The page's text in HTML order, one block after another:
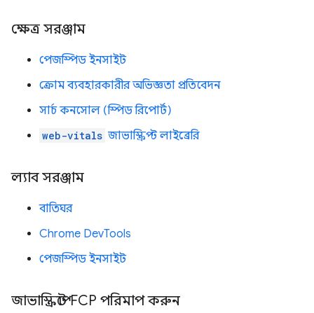
ক্ষেত্র সরঞ্জাম
পেজস্পিড ইনসাইট
ক্রোম ব্যবহারকারীর অভিজ্ঞতা প্রতিবেদন
সার্চ কনসোল (স্পিড রিপোর্ট)
web-vitals জাভাস্ক্রিপ্ট লাইব্রেরি
ল্যাব সরঞ্জাম
বাতিঘর
Chrome DevTools
পেজস্পিড ইনসাইট
জাভাস্ক্রিপ্টে FCP পরিমাপ করুন